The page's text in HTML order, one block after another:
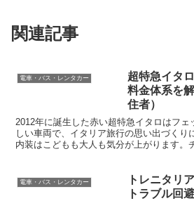
関連記事
電車・バス・レンタカー
超特急イタ
料金体系を
住者）
2012年に誕生した赤い超特急イタロはフ
しい車両で、イタリア旅行の思い出づくり
内装はこどもも大人も気分が上がります。
電車・バス・レンタカー
トレニタリ
トラブル回